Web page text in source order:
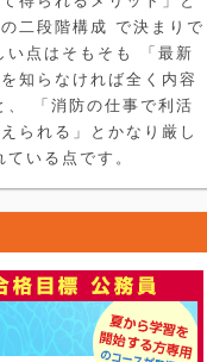
二段階構成 で決まりで
点はそもそも 「最新
知らなければ全く内容
「消防の仕事で利活
られる」とかなり厳し
いる点です。